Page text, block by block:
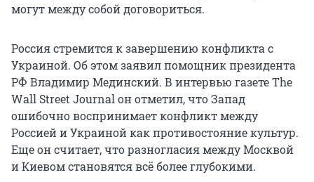
могут между собой договориться.
Россия стремится к завершению конфликта с
Украиной. Об этом заявил помощник президента
РФ Владимир Мединский. В интервью газете The
Wall Street Journal он отметил, что Запад
ошибочно воспринимает конфликт между
Россией и Украиной как противостояние культур.
Еще он считает, что разногласия между Москвой
и Киевом становятся всё более глубокими.